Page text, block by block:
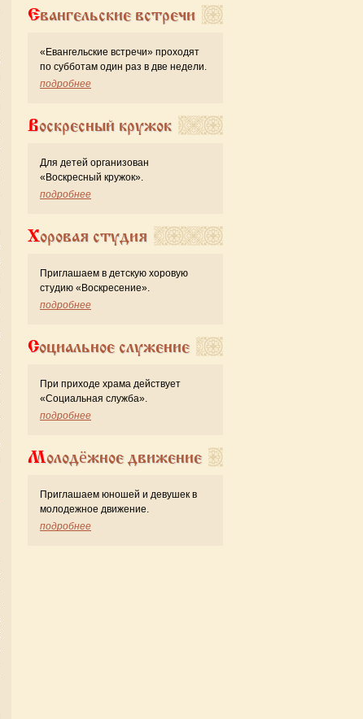
Евангельские встречи
«Евангельские встречи» проходят
по субботам один раз в две недели.
подробнее
Воскресный кружок
Для детей организован
«Воскресный кружок».
подробнее
Хоровая студия
Приглашаем в детскую хоровую
студию «Воскресение».
подробнее
Социальное служение
При приходе храма действует
«Cоциальная служба».
подробнее
Молодёжное движение
Приглашаем юношей и девушек в
молодежное движение.
подробнее